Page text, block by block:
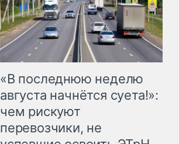
«В последнюю неделю
августа начнётся суета!»:
чем рискуют
перевозчики, не